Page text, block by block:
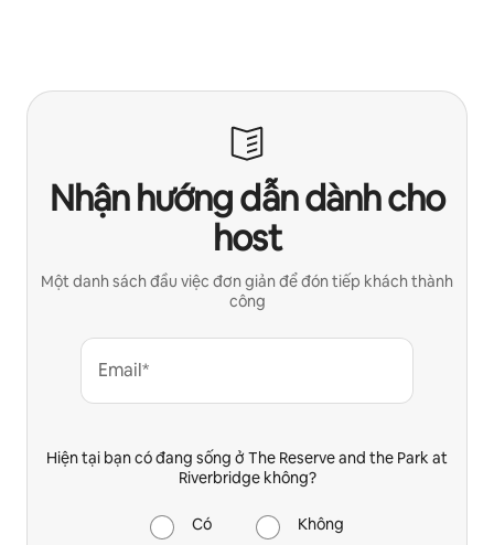
Nhận hướng dẫn dành cho
host
Một danh sách đầu việc đơn giản để đón tiếp khách thành
công
Email*
Hiện tại bạn có đang sống ở The Reserve and the Park at
Riverbridge không?
Có Không